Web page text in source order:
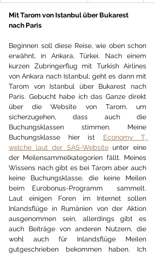
Mit Tarom von Istanbul über Bukarest
nach Paris
Beginnen soll diese Reise, wie oben schon
erwähnt, in Ankara, Türkei. Nach einem
kurzen Zubringerflug mit Turkish Airlines
von Ankara nach Istanbul; geht es dann mit
Tarom von Istanbul über Bukarest nach
Paris. Gebucht habe ich das Ganze direkt
über die Website von Tarom, um
sicherzugehen, dass auch die
Buchungsklassen stimmen. Meine
Buchungsklasse hier ist Economy T,
welche laut der SAS-Website unter eine
der Meilensammelkategorien fällt. Meines
Wissens nach gibt es bei Tarom aber auch
keine Buchungsklasse, die keine Meilen
beim Eurobonus-Programm  sammelt.
Laut einigen Foren im Internet sollen
Inlandsflüge in Rumänien von der Aktion
ausgenommen sein, allerdings gibt es
auch Beiträge von anderen Nutzern, die
wohl auch für Inlandsflüge Meilen
gutgeschrieben bekommen haben. Ich